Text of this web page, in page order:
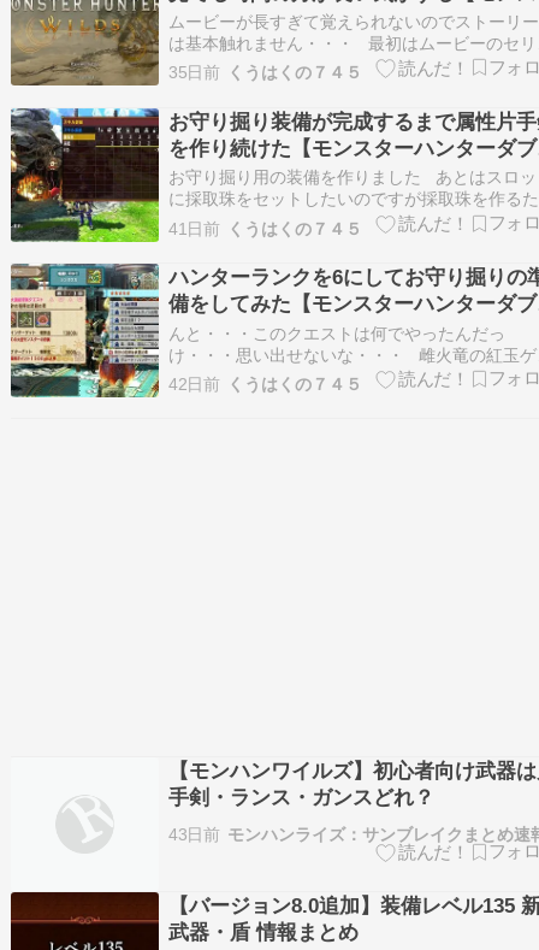
ーハンターワイルズ その１】
ムービーが長すぎて覚えられないのでストーリ
は基本触れません・・・ 最初はムービーのセ
のスクリーンショットを撮ってたのですがムー
が長すぎてキリがなかったので途中で断念しま
ムービーは一応見ているのですがスクリーン
ットを撮れてないので説明や会話の内容…
35日前 くうはくの７４５
お守り掘り装備が完成するまで属性片
を作り続けた【モンスターハンターダ
クロス その１４】
お守り掘り用の装備を作りました あとはスロ
に採取珠をセットしたいのですが採取珠を作る
に必要なペピポパンプキンが全然足りない・
お守りハンターが発動してるのでたまに×2にな
どせっかくなら採取も発動したい ってことで
ピポパンプキンが集まるまでひ…
41日前 くうはくの７４５
ハンターランクを6にしてお守り掘りの
備をしてみた【モンスターハンターダ
クロス その１３】
んと・・・このクエストは何でやったんだっ
け・・・思い出せないな・・・ 雌火竜の紅玉
ト！ このリオレイア小さいなと思ってたら
小金冠でした その後は集会所の星6を開放す
42日前 くうはくの７４５
【モンハンワイルズ】初心者向け武器
手剣・ランス・ガンスどれ？
43日前 モンハンライズ：サンブレイクまとめ速
【バージョン8.0追加】装備レベル135
武器・盾 情報まとめ